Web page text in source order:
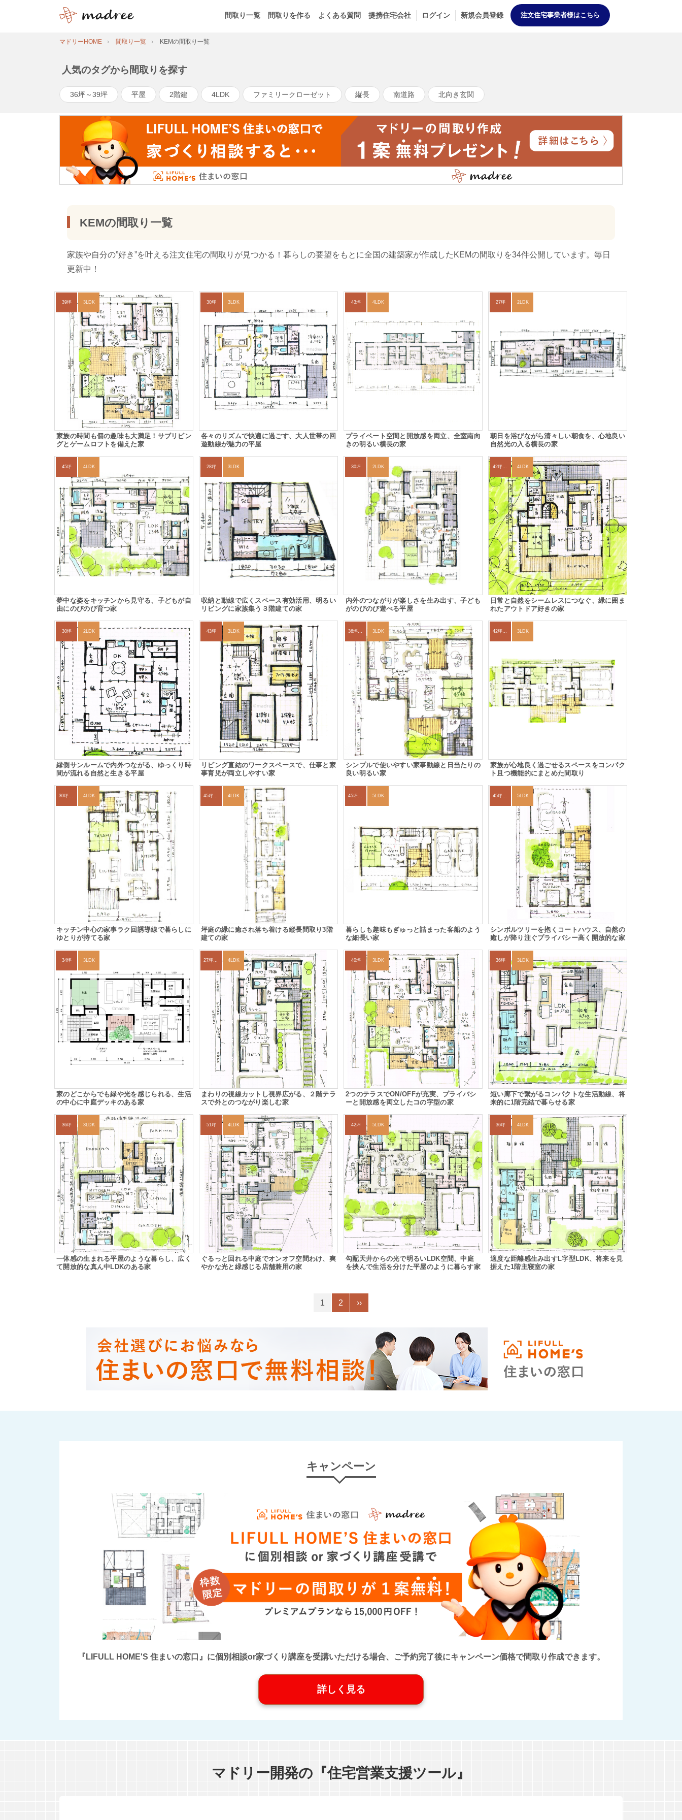
間取り一覧 間取りを作る よくある質問 提携住宅会社 ログイン 新規会員登録 注文住宅事業者様はこちら
マドリーHOME 間取り一覧 KEMの間取り一覧
人気のタグから間取りを探す
36坪～39坪 平屋 2階建 4LDK ファミリークローゼット 縦長 南道路 北向き玄関
KEMの間取り一覧
家族や自分の”好き”を叶える注文住宅の間取りが見つかる！暮らしの要望をもとに全国の建築家が作成したKEMの間取りを34件公開しています。毎日
更新中！
39坪 3LDK
家族の時間も個の趣味も大満足！サブリビン
グとゲームロフトを備えた家
30坪 3LDK
各々のリズムで快適に過ごす、大人世帯の回
遊動線が魅力の平屋
43坪 4LDK
プライベート空間と開放感を両立、全室南向
きの明るい横長の家
27坪 2LDK
朝日を浴びながら清々しい朝食を、心地良い
自然光の入る横長の家
45坪 4LDK
夢中な姿をキッチンから見守る、子どもが自
由にのびのび育つ家
28坪 3LDK
収納と動線で広くスペース有効活用、明るい
リビングに家族集う３階建ての家
30坪 2LDK
内外のつながりが楽しさを生み出す、子ども
がのびのび遊べる平屋
4LDK
日常と自然をシームレスにつなぐ、緑に囲ま
れたアウトドア好きの家
30坪 2LDK
縁側サンルームで内外つながる、ゆっくり時
間が流れる自然と生きる平屋
43坪 3LDK
リビング直結のワークスペースで、仕事と家
事育児が両立しやすい家
3LDK
シンプルで使いやすい家事動線と日当たりの
良い明るい家
3LDK
家族が心地良く過ごせるスペースをコンパク
ト且つ機能的にまとめた間取り
4LDK
キッチン中心の家事ラク回誘導線で暮らしに
ゆとりが持てる家
4LDK
坪庭の緑に癒され落ち着ける縦長間取り3階
建ての家
5LDK
暮らしも趣味もぎゅっと詰まった客船のよう
な細長い家
5LDK
シンボルツリーを抱くコートハウス、自然の
癒しが降り注ぐプライバシー高く開放的な家
34坪 3LDK
家のどこからでも緑や光を感じられる、生活
の中心に中庭デッキのある家
4LDK
まわりの視線カットし視界広がる、２階テラ
スで外とのつながり楽しむ家
40坪 3LDK
2つのテラスでON/OFFが充実、プライバシ
ーと開放感を両立したコの字型の家
36坪 3LDK
短い廊下で繋がるコンパクトな生活動線、将
来的に1階完結で暮らせる家
36坪 3LDK
一体感の生まれる平屋のような暮らし、広く
て開放的な真ん中LDKのある家
51坪 4LDK
ぐるっと回れる中庭でオンオフ空間わけ、爽
やかな光と緑感じる店舗兼用の家
42坪 5LDK
勾配天井からの光で明るいLDK空間、中庭
を挟んで生活を分けた平屋のように暮らす家
36坪 4LDK
適度な距離感生み出すL字型LDK、将来を見
据えた1階主寝室の家
1 2 ››
キャンペーン
『LIFULL HOME'S 住まいの窓口』に個別相談or家づくり講座を受講いただける場合、ご予約完了後にキャンペーン価格で間取り作成できます。
詳しく見る
マドリー開発の『住宅営業支援ツール』